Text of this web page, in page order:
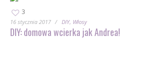
3
16 stycznia 2017 DIY Włosy
DIY: domowa wcierka jak Andrea!